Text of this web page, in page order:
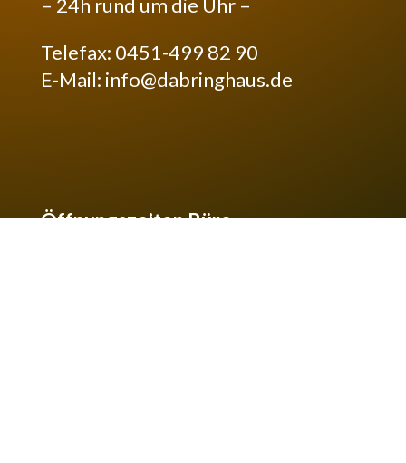
– 24h rund um die Uhr –
Telefax: 0451-499 82 90
E-Mail: info@dabringhaus.de
Öffnungszeiten Büro